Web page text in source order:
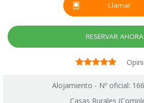
Llamar
RESERVAR AHORA
Alojamiento - Nº oficial:
Casas Rurales